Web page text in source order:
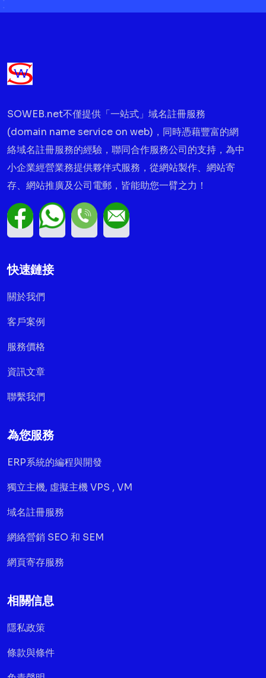
SOWEB.net不僅提供「一站式」域名註冊服務
(domain name service on web)，同時憑藉豐富的網
絡域名註冊服務的經驗，聯同合作服務公司的支持，為中
小企業經營業務提供夥伴式服務，從網站製作、網站寄
存、網站推廣及公司電郵，皆能助您一臂之力！
快速鏈接
關於我們
客戶案例
服務價格
資訊文章
聯繫我們
為您服務
ERP系統的編程與開發
獨立主機, 虛擬主機 VPS , VM
域名註冊服務
網絡營銷 SEO 和 SEM
網頁寄存服務
相關信息
隱私政策
條款與條件